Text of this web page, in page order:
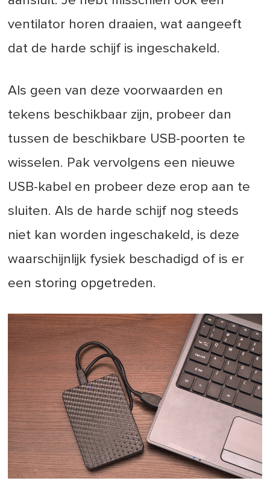
ventilator horen draaien, wat aangeeft
dat de harde schijf is ingeschakeld.
Als geen van deze voorwaarden en
tekens beschikbaar zijn, probeer dan
tussen de beschikbare USB-poorten te
wisselen. Pak vervolgens een nieuwe
USB-kabel en probeer deze erop aan te
sluiten. Als de harde schijf nog steeds
niet kan worden ingeschakeld, is deze
waarschijnlijk fysiek beschadigd of is er
een storing opgetreden.